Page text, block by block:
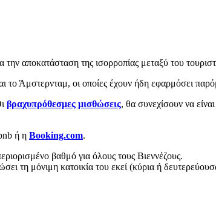
την αποκατάσταση της ισορροπίας μεταξύ του
Άμστερνταμ, οι οποίες έχουν ήδη εφαρμόσει
βραχυπρόθεσμες μισθώσεις, θα συνεχίσουν να
ή η Booking.com.
βαθμό για όλους τους Βιεννέζους.
τη μόνιμη κατοικία του εκεί (κύρια ή